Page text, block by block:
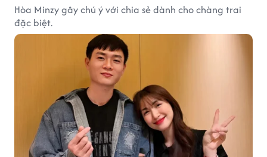
Hòa Minzy gây chú ý với chia sẻ dành cho chàng trai
đặc biệt.